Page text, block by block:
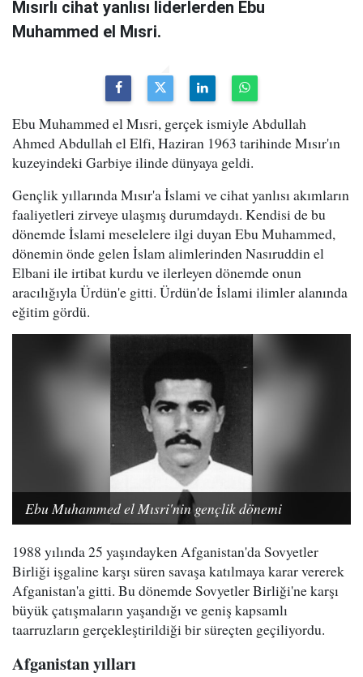
Mısırlı cihat yanlısı liderlerden Ebu
Muhammed el Mısri.
Ebu Muhammed el Mısri, gerçek ismiyle Abdullah
Ahmed Abdullah el Elfi, Haziran 1963 tarihinde Mısır'ın
kuzeyindeki Garbiye ilinde dünyaya geldi.
Gençlik yıllarında Mısır'a İslami ve cihat yanlısı akımların
faaliyetleri zirveye ulaşmış durumdaydı. Kendisi de bu
dönemde İslami meselelere ilgi duyan Ebu Muhammed,
dönemin önde gelen İslam alimlerinden Nasıruddin el
Elbani ile irtibat kurdu ve ilerleyen dönemde onun
aracılığıyla Ürdün'e gitti. Ürdün'de İslami ilimler alanında
eğitim gördü.
Ebu Muhammed el Mısri'nin gençlik dönemi
1988 yılında 25 yaşındayken Afganistan'da Sovyetler
Birliği işgaline karşı süren savaşa katılmaya karar vererek
Afganistan'a gitti. Bu dönemde Sovyetler Birliği'ne karşı
büyük çatışmaların yaşandığı ve geniş kapsamlı
taarruzların gerçekleştirildiği bir süreçten geçiliyordu.
Afganistan yılları